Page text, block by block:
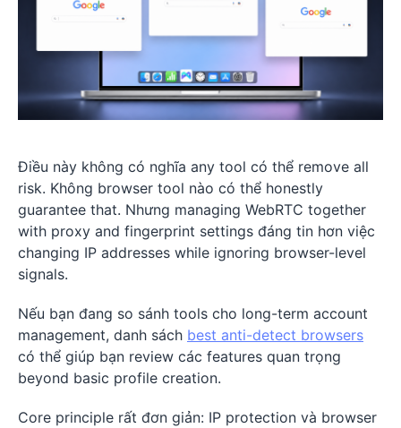
Điều này không có nghĩa any tool có thể remove all
risk. Không browser tool nào có thể honestly
guarantee that. Nhưng managing WebRTC together
with proxy and fingerprint settings đáng tin hơn việc
changing IP addresses while ignoring browser-level
signals.
Nếu bạn đang so sánh tools cho long-term account
management, danh sách best anti-detect browsers
có thể giúp bạn review các features quan trọng
beyond basic profile creation.
Core principle rất đơn giản: IP protection và browser